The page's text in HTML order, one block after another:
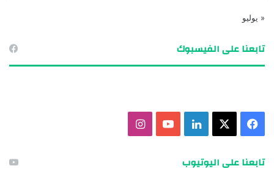
« يوليو
تابعنا على الفيسبوك
تابعنا على اليوتيوب